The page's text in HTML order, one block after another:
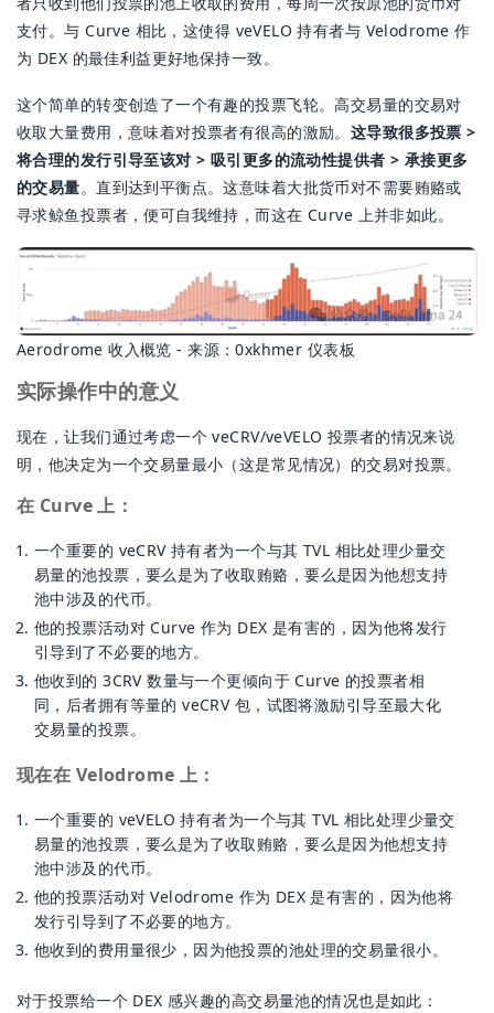
支付。与 Curve 相比，这使得 veVELO 持有者与 Velodrome 作
为 DEX 的最佳利益更好地保持一致。
这个简单的转变创造了一个有趣的投票飞轮。高交易量的交易对
收取大量费用，意味着对投票者有很高的激励。 这导致很多投票 >
将合理的发行引导至该对 > 吸引更多的流动性提供者 > 承接更多
的交易量。直到达到平衡点。这意味着大批货币对不需要贿赂或
寻求鲸鱼投票者，便可自我维持，而这在 Curve 上并非如此。
Aerodrome 收入概览 - 来源：0xkhmer 仪表板
实际操作中的意义
现在，让我们通过考虑一个 veCRV/veVELO 投票者的情况来说
明，他决定为一个交易量最小（这是常见情况）的交易对投票。
在 Curve 上：
一个重要的 veCRV 持有者为一个与其 TVL 相比处理少量交
易量的池投票，要么是为了收取贿赂，要么是因为他想支持
池中涉及的代币。
他的投票活动对 Curve 作为 DEX 是有害的，因为他将发行
引导到了不必要的地方。
他收到的 3CRV 数量与一个更倾向于 Curve 的投票者相
同，后者拥有等量的 veCRV 包，试图将激励引导至最大化
交易量的投票。
现在在 Velodrome 上：
一个重要的 veVELO 持有者为一个与其 TVL 相比处理少量交
易量的池投票，要么是为了收取贿赂，要么是因为他想支持
池中涉及的代币。
他的投票活动对 Velodrome 作为 DEX 是有害的，因为他将
发行引导到了不必要的地方。
他收到的费用量很少，因为他投票的池处理的交易量很小。
对于投票给一个 DEX 感兴趣的高交易量池的情况也是如此：